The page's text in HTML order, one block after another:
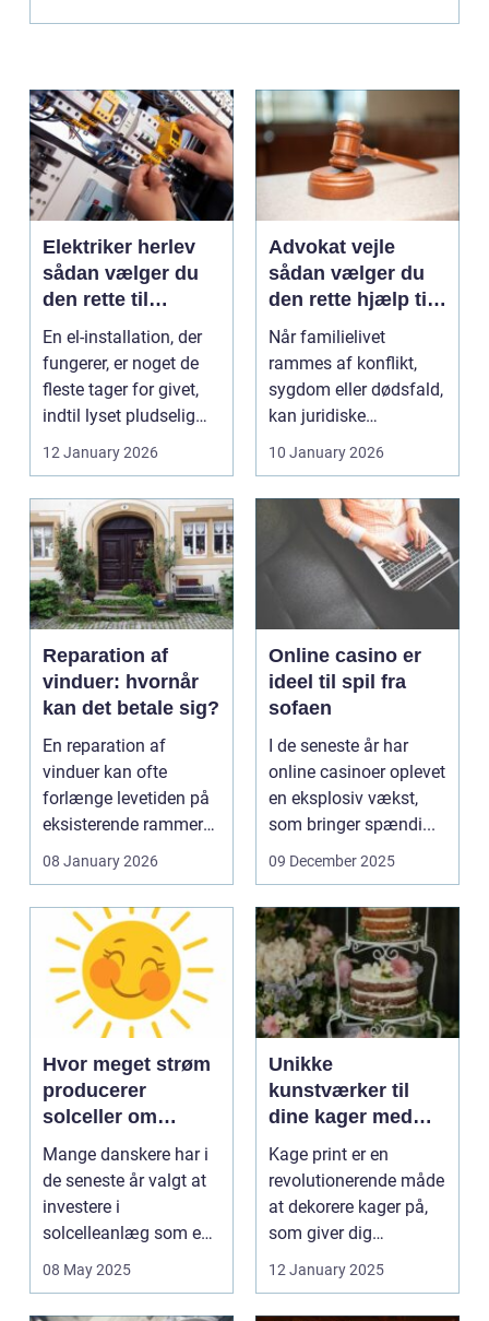
Elektriker herlev
sådan vælger du
den rette til
opgaven
En el-installation, der
fungerer, er noget de
fleste tager for givet,
indtil lyset pludselig
12 January 2026
Advokat vejle
sådan vælger du
den rette hjælp til
familien
Når familielivet
rammes af konflikt,
sygdom eller dødsfald,
kan juridiske
vokse si...
10 January 2026
Reparation af
vinduer: hvornår
kan det betale sig?
En reparation af
vinduer kan ofte
forlænge levetiden på
eksisterende rammer
08 January 2026
Online casino er
ideel til spil fra
sofaen
I de seneste år har
online casinoer oplevet
en eksplosiv vækst,
som bringer spændi...
09 December 2025
Hvor meget strøm
producerer
solceller om
vinteren?
Mange danskere har i
de seneste år valgt at
investere i
solcelleanlæg som en
08 May 2025
Unikke
kunstværker til
dine kager med
kage print
Kage print er en
revolutionerende måde
at dekorere kager på,
som giver dig
12 January 2025